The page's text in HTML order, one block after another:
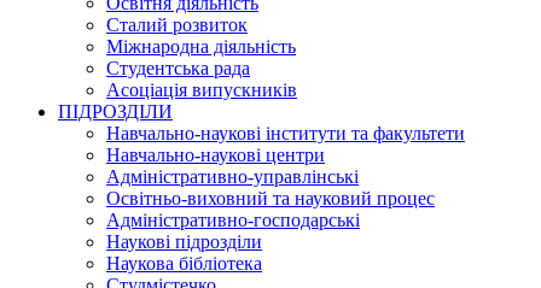
Сталий розвиток
Міжнародна діяльність
Студентська рада
Асоціація випускників
ПІДРОЗДІЛИ
Навчально-наукові інститути та факультети
Навчально-наукові центри
Адміністративно-управлінські
Освітньо-виховний та науковий процес
Адміністративно-господарські
Наукові підрозділи
Наукова бібліотека